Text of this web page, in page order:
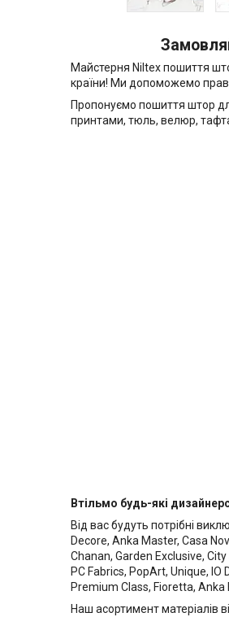
Майстерня Niltex пошиття
країни! Ми допоможемо
Пропонуємо пошиття штор
принтами, тюль, велюр,
Втільмо будь-які
Від вас будуть потрібні
Decore, Anka Master, Casa
Chanan, Garden Exclusive,
PC Fabrics, PopArt, Unique,
Premium Class, Fioretta, Anka
Наш асортимент матеріалів